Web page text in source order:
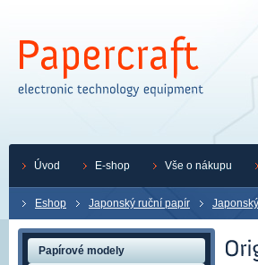
Eshop Japonský ruční papír
Papírové modely
Úvod E-shop Vše o nákupu